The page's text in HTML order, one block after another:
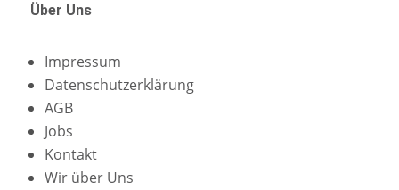
Über Uns
Impressum
Datenschutzerklärung
AGB
Jobs
Kontakt
Wir über Uns